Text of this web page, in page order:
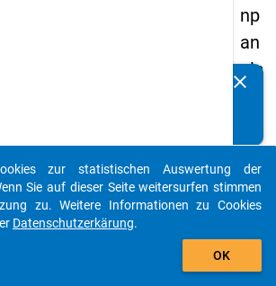
np
an
els
-
fün
fte
clear
auto_stories
add_shopping_cart
zur statistischen Auswertung der
Sie auf dieser Seite weitersurfen stimmen
zu. Weitere Informationen zu Cookies
Datenschutzerkärung.
OK